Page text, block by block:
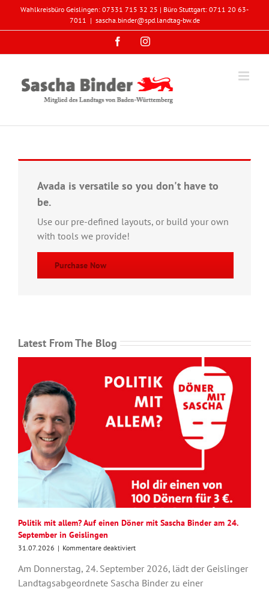
Wahlkreisbüro Geislingen: 07331 715 32 25 | Büro Stuttgart: 0711 20 63-
7011 | sascha.binder@spd.landtag-bw.de
FacebookInstagram
Avada is versatile so you don't have to
be.
Use our pre-defined layouts, or build your own
with tools we provide!
Purchase Now
Latest From The Blog
Politik mit allem? Auf einen Döner mit Sascha Binder am 24.
September in Geislingen
31.07.2026 | Kommentare deaktiviertfür
mit
allem?
Am Donnerstag, 24. September 2026, lädt der Geislinger
Landtagsabgeordnete Sascha Binder zu einer